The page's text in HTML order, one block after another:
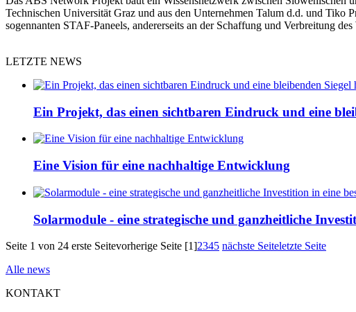
Technischen Universität Graz und aus den Unternehmen Talum d.d. und Tiko
sogennanten STAF-Paneels, andererseits an der Schaffung und Verbreitung des
LETZTE NEWS
Ein Projekt, das einen sichtbaren Eindruck und eine
Eine Vision für eine nachhaltige Entwicklung
Solarmodule - eine strategische und ganzheitliche
Seite 1 von 24 erste Seitevorherige Seite [1]2345 nächste Seiteletzte Seite
Alle news
KONTAKT